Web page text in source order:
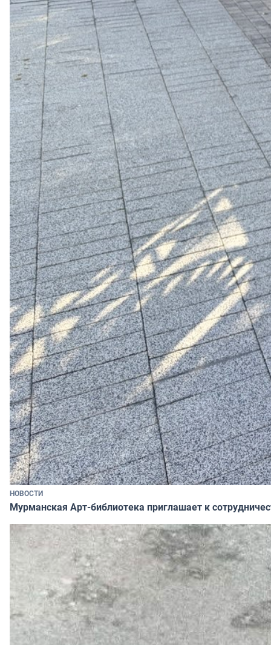
НОВОСТИ
Мурманская Арт-библиотека приглашает к